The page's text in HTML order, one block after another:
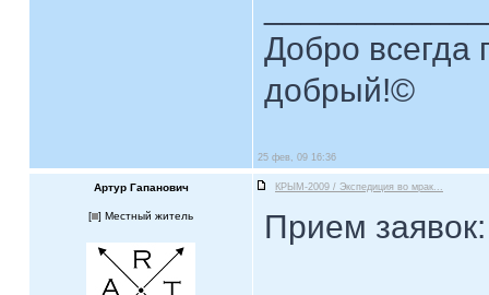
Добро всегда
добрый!©
25 фев, 09 16:36
Артур Гапанович КРЫМ-2009 / Экспедиция во мрак...
[ ] Местный житель Прием